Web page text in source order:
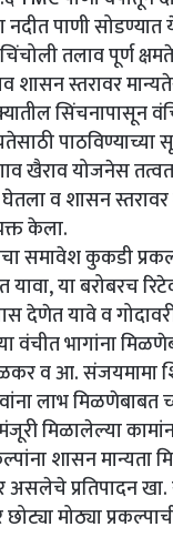
पाणी
तलाव पूर्ण
शासन स्तरावर
सिंचनापासून
खैराव योजनेस
व शासन
केला.
समावेश कुकडी
या बरोबरच
देणेत यावे व
भागांना
व आ. संजयमामा
लाभ मिळणेबाबत
मिळालेल्या
शासन
प्रतिपादन
मोठ्या